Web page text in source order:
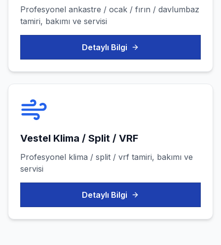
Profesyonel ankastre / ocak / fırın / davlumbaz
tamiri, bakımı ve servisi
Detaylı Bilgi
Vestel Klima / Split / VRF
Profesyonel klima / split / vrf tamiri, bakımı ve
servisi
Detaylı Bilgi